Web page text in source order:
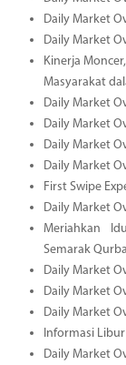
Daily Market
Daily Market
Kinerja
Masyarakat
Daily Market
Daily Market
Daily Market
Daily Market
First Swipe
Daily Market
Meriahkan
Semarak
Daily Market
Daily Market
Daily Market
Informasi
Daily Market